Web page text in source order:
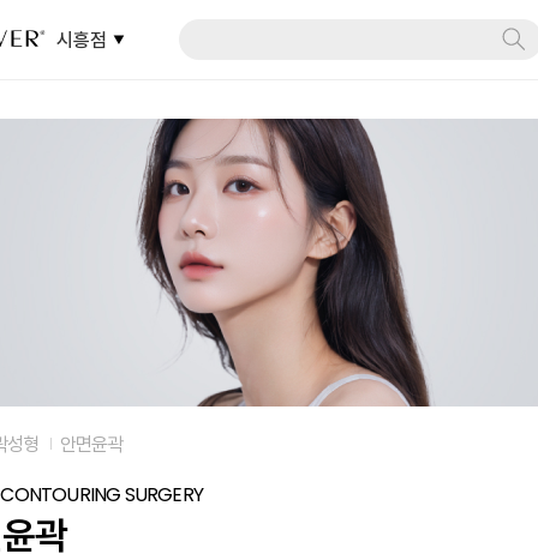
시흥점
성형 안면윤곽
SURGERY
곽